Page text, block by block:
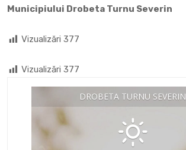
Municipiului Drobeta Turnu Severin
Vizualizări 377
Vizualizări 377
DROBETA TURNU SEVERIN